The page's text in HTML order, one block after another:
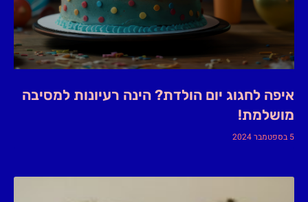
איפה לחגוג יום הולדת? הינה רעיונות למסיבה
מושלמת!
5 בספטמבר 2024